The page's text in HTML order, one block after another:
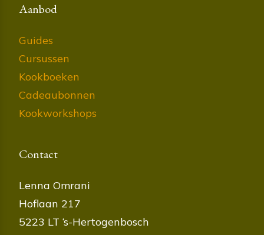
Aanbod
Guides
Cursussen
Kookboeken
Cadeaubonnen
Kookworkshops
Contact
Lenna Omrani
Hoflaan 217
5223 LT ‘s-Hertogenbosch